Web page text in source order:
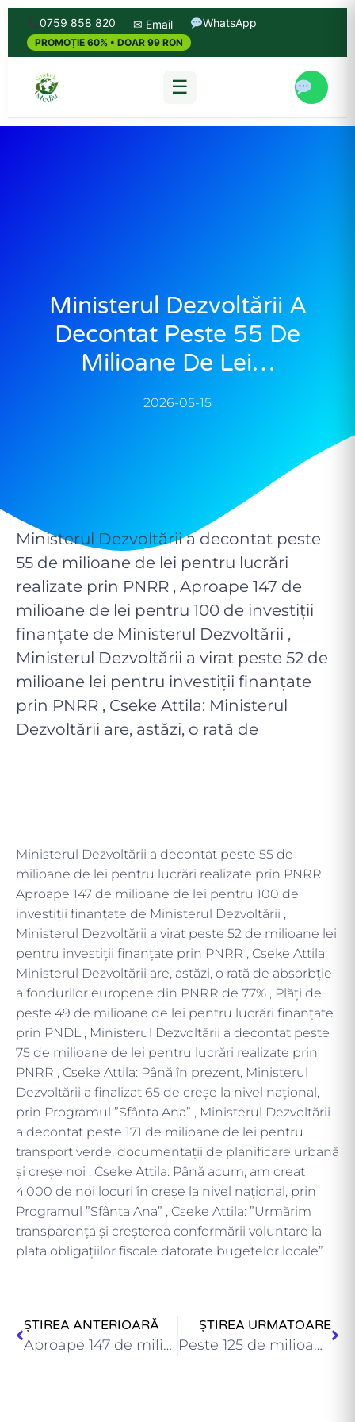
0759 858 820 ✉ Email WhatsApp
PROMOȚIE 60% • DOAR 99 RON
☰
Ministerul Dezvoltării A
Decontat Peste 55 De
Milioane De Lei…
2026-05-15
Ministerul Dezvoltării a decontat peste
55 de milioane de lei pentru lucrări
realizate prin PNRR , Aproape 147 de
milioane de lei pentru 100 de investiții
finanțate de Ministerul Dezvoltării ,
Ministerul Dezvoltării a virat peste 52 de
milioane lei pentru investiții finanțate
prin PNRR , Cseke Attila: Ministerul
Dezvoltării are, astăzi, o rată de
Ministerul Dezvoltării a decontat peste 55 de
milioane de lei pentru lucrări realizate prin PNRR ,
Aproape 147 de milioane de lei pentru 100 de
investiții finanțate de Ministerul Dezvoltării ,
Ministerul Dezvoltării a virat peste 52 de milioane lei
pentru investiții finanțate prin PNRR , Cseke Attila:
Ministerul Dezvoltării are, astăzi, o rată de absorbție
a fondurilor europene din PNRR de 77% , Plăți de
peste 49 de milioane de lei pentru lucrări finanțate
prin PNDL , Ministerul Dezvoltării a decontat peste
75 de milioane de lei pentru lucrări realizate prin
PNRR , Cseke Attila: Până în prezent, Ministerul
Dezvoltării a finalizat 65 de creșe la nivel național,
prin Programul ”Sfânta Ana” , Ministerul Dezvoltării
a decontat peste 171 de milioane de lei pentru
transport verde, documentații de planificare urbană
și creșe noi , Cseke Attila: Până acum, am creat
4.000 de noi locuri în creșe la nivel național, prin
Programul ”Sfânta Ana” , Cseke Attila: ”Urmărim
transparența și creșterea conformării voluntare la
plata obligațiilor fiscale datorate bugetelor locale”
ȘTIREA ANTERIOARĂ
Aproape 147 de milioane de lei pentru 100 de investiții…
ȘTIREA URMATOARE
Peste 125 de milioane de lei pentru lucrări finanțate prin…